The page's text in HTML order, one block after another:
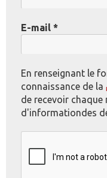
E-mail *
En renseignant le
connaissance de la
de recevoir
d'informationdes